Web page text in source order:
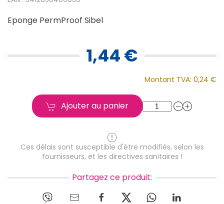
Eponge PermProof Sibel
1,44 €
Montant TVA: 0,24 €
Ajouter au panier
Ces délais sont susceptible d'être modifiés, selon les
fournisseurs, et les directives sanitaires !
Partagez ce produit: